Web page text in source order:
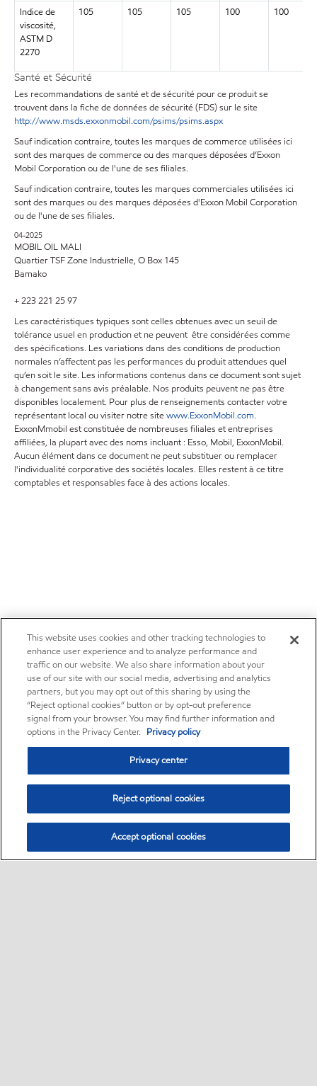
Indice de
viscosité,
ASTM D
2270
105 105 105 100 100
Santé et Sécurité
Les recommandations de santé et de sécurité pour ce produit se
trouvent dans la fiche de données de sécurité (FDS) sur le site
http://www.msds.exxonmobil.com/psims/psims.aspx
Sauf indication contraire, toutes les marques de commerce utilisées ici
sont des marques de commerce ou des marques déposées d’Exxon
Mobil Corporation ou de l'une de ses filiales.
Sauf indication contraire, toutes les marques commerciales utilisées ici
sont des marques ou des marques déposées d'Exxon Mobil Corporation
ou de l'une de ses filiales.
04-2025
MOBIL OIL MALI
Quartier TSF Zone Industrielle, O Box 145
Bamako
+ 223 221 25 97
Les caractéristiques typiques sont celles obtenues avec un seuil de
tolérance usuel en production et ne peuvent être considérées comme
des spécifications. Les variations dans des conditions de production
normales n’affectent pas les performances du produit attendues quel
qu’en soit le site. Les informations contenus dans ce document sont sujet
à changement sans avis préalable. Nos produits peuvent ne pas être
disponibles localement. Pour plus de renseignements contacter votre
représentant local ou visiter notre sitewww.ExxonMobil.com.
ExxonMmobil est constituée de nombreuses filiales et entreprises
affiliées, la plupart avec des noms incluant : Esso, Mobil, ExxonMobil.
Aucun élément dans ce document ne peut substituer ou remplacer
l'individualité corporative des sociétés locales. Elles restent à ce titre
comptables et responsables face à des actions locales.
This website uses cookies and other tracking technologies to
enhance user experience and to analyze performance and
traffic on our website. We also share information about your
use of our site with our social media, advertising and analytics
partners, but you may opt out of this sharing by using the
“Reject optional cookies” button or by opt-out preference
signal from your browser. You may find further information and
options in the Privacy Center. Privacy policy
Privacy center
Reject optional cookies
Accept optional cookies